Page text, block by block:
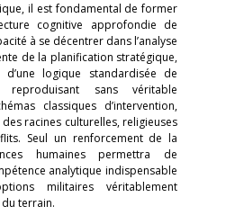
il est fondamental de former
cognitive approfondie de
à se décentrer dans l’analyse
de la planification stratégique,
logique standardisée de
sans véritable
classiques d’intervention,
racines culturelles, religieuses
Seul un renforcement de la
humaines permettra de
analytique indispensable
militaires véritablement
terrain.